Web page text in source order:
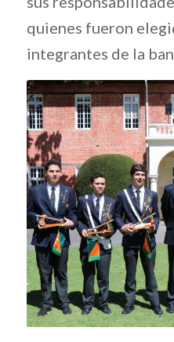
quienes fueron
integrantes de la